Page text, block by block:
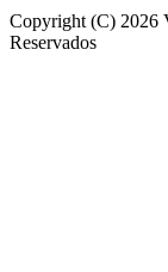
Copyright (C) 2026
Reservados